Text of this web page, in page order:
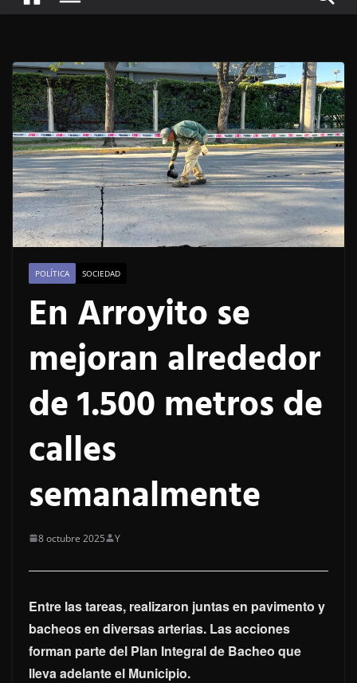
POLÍTICA SOCIEDAD
En Arroyito se
mejoran alrededor
de 1.500 metros de
calles
semanalmente
8 octubre 2025 Y
Entre las tareas, realizaron juntas en pavimento y
bacheos en diversas arterias. Las acciones
forman parte del Plan Integral de Bacheo que
lleva adelante el Municipio.